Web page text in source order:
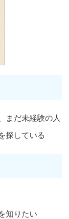
まだ未経験の人
探している
知りたい